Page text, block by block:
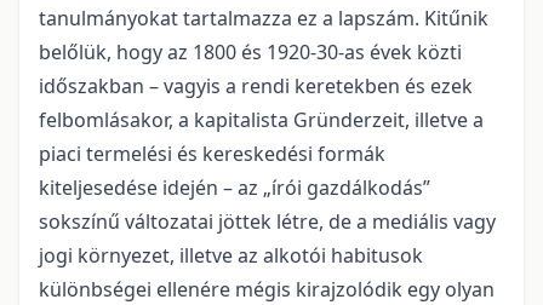
tanulmányokat tartalmazza ez a lapszám. Kitűnik
belőlük, hogy az 1800 és 1920-30-as évek közti
időszakban – vagyis a rendi keretekben és ezek
felbomlásakor, a kapitalista Gründerzeit, illetve a
piaci termelési és kereskedési formák
kiteljesedése idején – az „írói gazdálkodás”
sokszínű változatai jöttek létre, de a mediális vagy
jogi környezet, illetve az alkotói habitusok
különbségei ellenére mégis kirajzolódik egy olyan